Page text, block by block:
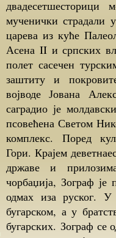
мученички страдали
царева из куће
Асена II и српских
полет сасечен
заштиту и
војводе Јована
саградио је
псовећена Светом
комплекс. Поред
Гори. Крајем
државе и
чорбаџија, Зограф је
одмах иза руског.
бугарском, а у
бугарских. Зограф се